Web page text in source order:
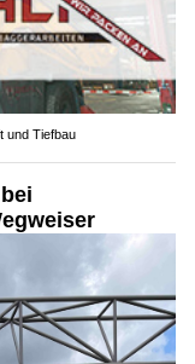
und Tiefbau